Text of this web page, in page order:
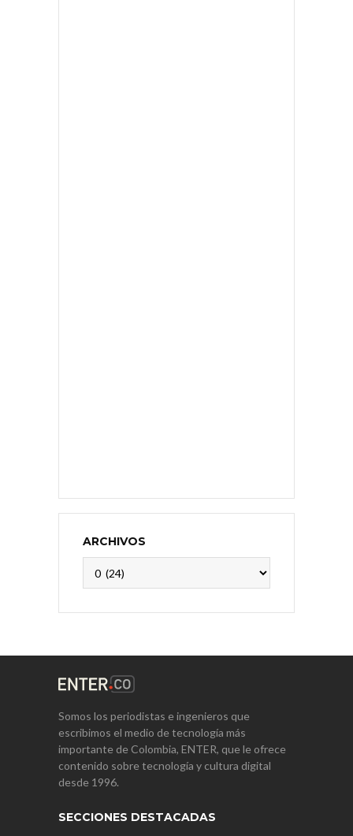
ARCHIVOS
Somos los periodistas e ingenieros que
escribimos el medio de tecnología más
importante de Colombia, ENTER, que le ofrece
contenido sobre tecnología y cultura digital
desde 1996.
SECCIONES DESTACADAS